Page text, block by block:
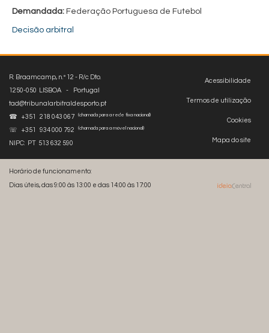
Demandada: Federação Portuguesa de Futebol
Decisão arbitral
Acessibilidade
Termos de utilização
Cookies
Mapa do site
R. Braamcamp, n.º 12 - R/c Dto.
1250-050 LISBOA - Portugal
tad@tribunalarbitraldesporto.pt
☎ +351 218 043 067
(chamada para a rede fixa nacional)
☏ +351 934 000 792 (chamada para a móvel nacional)
NIPC: PT 513 632 590
Horário de funcionamento:
Dias úteis, das 9:00 às 13:00 e das 14:00 às 17:00